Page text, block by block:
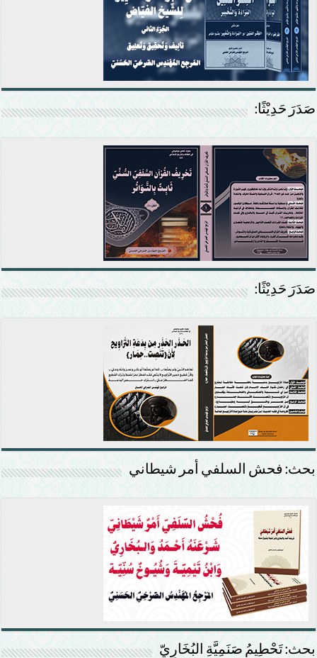
صَدَرَ حَدِيْثًا:
صَدَرَ حَدِيْثًا:
بحث: فحش السلفي أمر شيطاني
بحث: تَحْطِيمُ صَنَمِيَّةِ البُخَارِيّ